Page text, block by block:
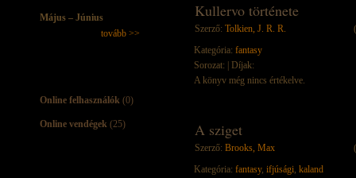
Május – Június
tovább >>
Online felhasználók (0)
Online vendégek (25)
Kullervo története
Szerző: Tolkien, J. R. R.
Kategória: fantasy
Sorozat:
| Díjak:
A könyv még nincs értékelve.
A sziget
Szerző: Brooks, Max
Kategória: fantasy, ifjúsági, kaland